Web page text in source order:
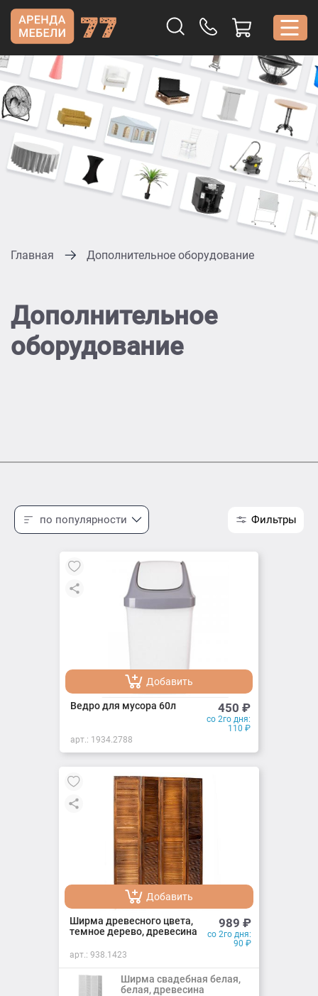
Главная Дополнительное оборудование
Дополнительное
оборудование
по популярности Фильтры
Добавить
Добавлено
Ведро для мусора 60л 450 ₽
со 2го дня:
110 ₽
арт.: 1934.2788
Добавить
Добавлено
Ширма древесного цвета,
темное дерево, древесина
989 ₽
со 2го дня:
90 ₽
арт.: 938.1423
Ширма свадебная белая,
белая, древесина